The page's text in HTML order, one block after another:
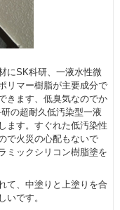
にSK科研、一液水性微
リマー樹脂が主要成分で
きます、低臭気なのでか
の超耐久低汚染型一液
ます。すぐれた低汚染性
で火災の心配もないで
ミックシリコン樹脂塗を
て、中塗りと上塗りを合
いです。